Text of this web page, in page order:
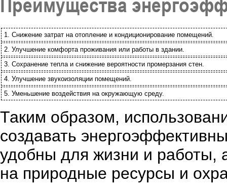
Преимущества
1. Снижение затрат на отопление и кондиционирование помещений.
2. Улучшение комфорта проживания или работы в здании.
3. Сохранение тепла и снижение вероятности промерзания стен.
4. Улучшение звукоизоляции помещений.
5. Уменьшение воздействия на окружающую среду.
Таким образом,
создавать
удобны для жизни и работы,
на природные ресурсы и